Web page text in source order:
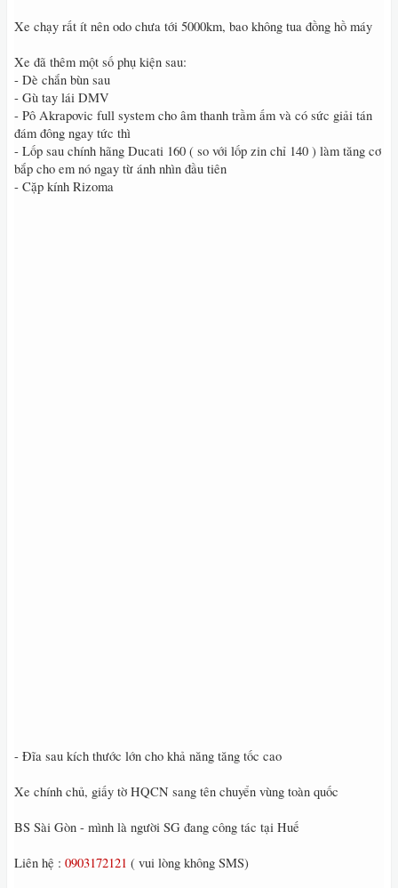
Xe chạy rất ít nên odo chưa tới 5000km, bao không tua đồng hồ máy
Xe đã thêm một số phụ kiện sau:
- Dè chắn bùn sau
- Gù tay lái DMV
- Pô Akrapovic full system cho âm thanh trầm ấm và có sức giải tán
đám đông ngay tức thì
- Lốp sau chính hãng Ducati 160 ( so với lốp zin chỉ 140 ) làm tăng cơ
bắp cho em nó ngay từ ánh nhìn đầu tiên
- Cặp kính Rizoma
- Đĩa sau kích thước lớn cho khả năng tăng tốc cao
Xe chính chủ, giấy tờ HQCN sang tên chuyển vùng toàn quốc
BS Sài Gòn - mình là người SG đang công tác tại Huế
Liên hệ : 0903172121 ( vui lòng không SMS)